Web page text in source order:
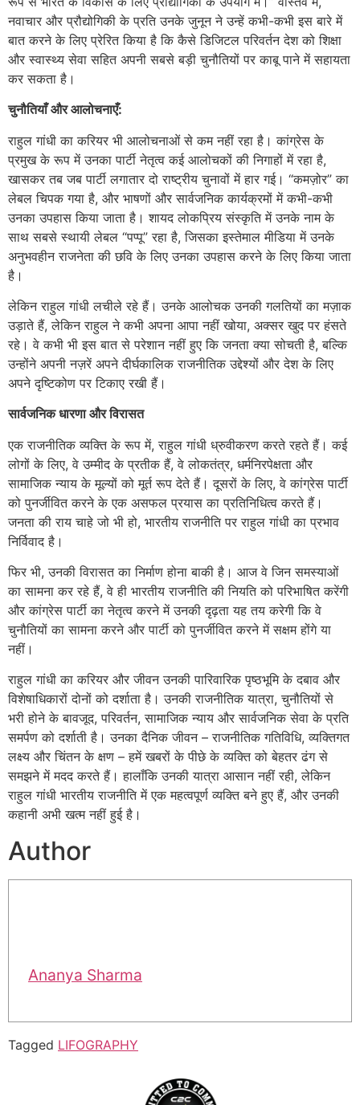
नवाचार और प्रौद्योगिकी के प्रति उनके जुनून ने उन्हें कभी-कभी इस बारे में
बात करने के लिए प्रेरित किया है कि कैसे डिजिटल परिवर्तन देश को शिक्षा
और स्वास्थ्य सेवा सहित अपनी सबसे बड़ी चुनौतियों पर काबू पाने में सहायता
कर सकता है।
चुनौतियाँ और आलोचनाएँ:
राहुल गांधी का करियर भी आलोचनाओं से कम नहीं रहा है। कांग्रेस के
प्रमुख के रूप में उनका पार्टी नेतृत्व कई आलोचकों की निगाहों में रहा है,
खासकर तब जब पार्टी लगातार दो राष्ट्रीय चुनावों में हार गई। “कमज़ोर” का
लेबल चिपक गया है, और भाषणों और सार्वजनिक कार्यक्रमों में कभी-कभी
उनका उपहास किया जाता है। शायद लोकप्रिय संस्कृति में उनके नाम के
साथ सबसे स्थायी लेबल “पप्पू” रहा है, जिसका इस्तेमाल मीडिया में उनके
अनुभवहीन राजनेता की छवि के लिए उनका उपहास करने के लिए किया जाता
है।
लेकिन राहुल गांधी लचीले रहे हैं। उनके आलोचक उनकी गलतियों का मज़ाक
उड़ाते हैं, लेकिन राहुल ने कभी अपना आपा नहीं खोया, अक्सर खुद पर हंसते
रहे। वे कभी भी इस बात से परेशान नहीं हुए कि जनता क्या सोचती है, बल्कि
उन्होंने अपनी नज़रें अपने दीर्घकालिक राजनीतिक उद्देश्यों और देश के लिए
अपने दृष्टिकोण पर टिकाए रखी हैं।
सार्वजनिक धारणा और विरासत
एक राजनीतिक व्यक्ति के रूप में, राहुल गांधी ध्रुवीकरण करते रहते हैं। कई
लोगों के लिए, वे उम्मीद के प्रतीक हैं, वे लोकतंत्र, धर्मनिरपेक्षता और
सामाजिक न्याय के मूल्यों को मूर्त रूप देते हैं। दूसरों के लिए, वे कांग्रेस पार्टी
को पुनर्जीवित करने के एक असफल प्रयास का प्रतिनिधित्व करते हैं।
जनता की राय चाहे जो भी हो, भारतीय राजनीति पर राहुल गांधी का प्रभाव
निर्विवाद है।
फिर भी, उनकी विरासत का निर्माण होना बाकी है। आज वे जिन समस्याओं
का सामना कर रहे हैं, वे ही भारतीय राजनीति की नियति को परिभाषित करेंगी
और कांग्रेस पार्टी का नेतृत्व करने में उनकी दृढ़ता यह तय करेगी कि वे
चुनौतियों का सामना करने और पार्टी को पुनर्जीवित करने में सक्षम होंगे या
नहीं।
राहुल गांधी का करियर और जीवन उनकी पारिवारिक पृष्ठभूमि के दबाव और
विशेषाधिकारों दोनों को दर्शाता है। उनकी राजनीतिक यात्रा, चुनौतियों से
भरी होने के बावजूद, परिवर्तन, सामाजिक न्याय और सार्वजनिक सेवा के प्रति
समर्पण को दर्शाती है। उनका दैनिक जीवन – राजनीतिक गतिविधि, व्यक्तिगत
लक्ष्य और चिंतन के क्षण – हमें खबरों के पीछे के व्यक्ति को बेहतर ढंग से
समझने में मदद करते हैं। हालाँकि उनकी यात्रा आसान नहीं रही, लेकिन
राहुल गांधी भारतीय राजनीति में एक महत्वपूर्ण व्यक्ति बने हुए हैं, और उनकी
कहानी अभी खत्म नहीं हुई है।
Author
Ananya Sharma
Tagged LIFOGRAPHY